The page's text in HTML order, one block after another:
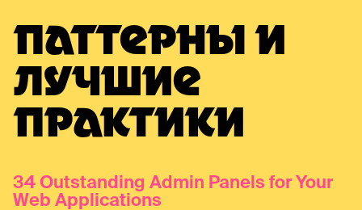
ПАТТЕРНЫ И
ЛУЧШИЕ
ПРАКТИКИ
34 Outstanding Admin Panels for Your
Web Applications